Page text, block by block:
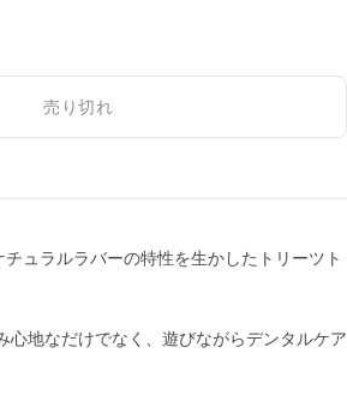
売り切れ
ュラルラバーの特性を生かしたトリーツト
心地なだけでなく、遊びながらデンタルケア